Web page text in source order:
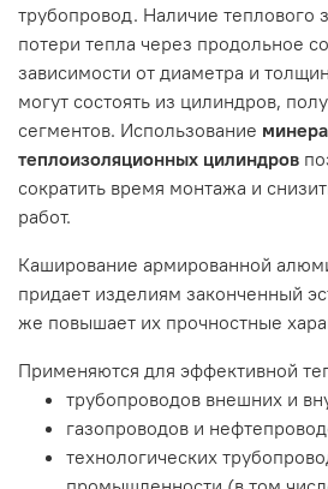
трубопровод. Наличие теплового
потери тепла через продольное
зависимости от диаметра и
могут состоять из цилиндров,
сегментов. Использование
теплоизоляционных цилиндров
сократить время монтажа и
работ.
Каширование армированной
придает изделиям законченный
же повышает их прочностные
Применяются для эффективной
трубопроводов внешних и
газопроводов и
технологических